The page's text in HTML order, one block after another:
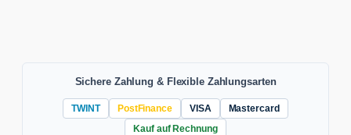
Sichere Zahlung & Flexible Zahlungsarten
TWINT PostFinance VISA
Mastercard
Kauf auf Rechnung